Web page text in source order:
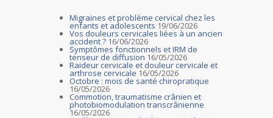
Migraines et problème cervical chez les
enfants et adolescents 19/06/2026
Vos douleurs cervicales liées à un ancien
accident ? 16/06/2026
Symptômes fonctionnels et IRM de
tenseur de diffusion 16/05/2026
Raideur cervicale et douleur cervicale et
arthrose cervicale 16/05/2026
Octobre : mois de santé chiropratique
16/05/2026
Commotion, traumatisme crânien et
photobiomodulation transcrânienne
16/05/2026